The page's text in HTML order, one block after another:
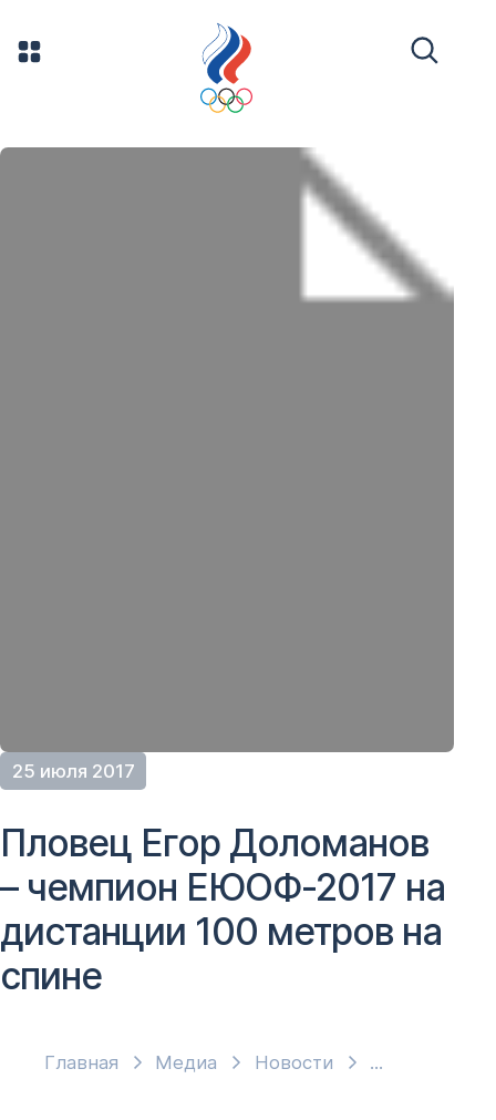
25 июля 2017
Главная Медиа Новости
Пловец Егор Доломанов
– чемпион ЕЮОФ-2017 на
дистанции 100 метров на
спине